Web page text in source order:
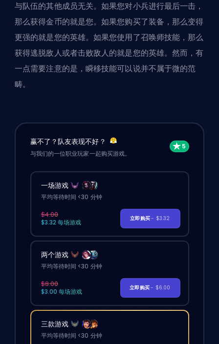
与队伍的其他成员无关。如果您对小兵进行最后一击，
那么获得金币的就是您。如果您购买了装备，那么变得
更强的就是您的英雄。如果您使用了召唤师技能，那么
获得逃脱敌人或者击败敌人的就是您的英雄。然而，有
一点需要注意的是，瞬移技能可以说并不属于微的范
畴。
赢不了？队友表现不好？
与我们的一位职业玩家一起购买游戏。
一场游戏
平均等待时间 <30 分钟
$4.00
$3.32 每场游戏
立即购买- $3.32
两个游戏
平均等待时间 <30 分钟
$8.00
$3.00 每场游戏
立即购买- $6.00
三款游戏
平均等待时间 <30 分钟